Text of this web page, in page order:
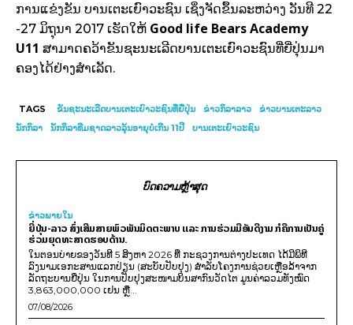
ການແຂ່ງຂັນ ບານເຕະເຍົາວະຊົນ ເຊິ່ງຈັດຂຶ້ນລະຫວ່າງ ວັນທີ 22
-27 ມິຖຸນາ 2017 ເຮັດໃຫ້ Good life Bears Academy
U11 ສາມາດຄວ້າຂັນຊະນະເລີດບານເຕະເຍົາວະຊົນທີ່ຍີ່ປຸ່ນມາ
ຄອງໄດ້ຢ່າງສຳເລັດ.
TAGS ຂັນຊະນະເລີດບານເຕະເຍົາວະຊົນທີ່ຍີ່ປຸ່ນ ຂ່າວກິລາລາວ
ຂ່າວບານເຕະລາວ
ນັກກິລາ
ນັກກິລາທີມຊາດລາວລຸ້ນອາຍຸບໍ່ເກີນ 11ປີ ບານເຕະເຍົາວະຊົນ
ບົດຄວາມຫຼ້າສຸດ
ຂ່າວພາຍ​ໃນ
ຍີ່ປຸ່ນ-ລາວ ສົ່ງເສີມສາຍພົວພັນມິດຕະພາບ ແລະ ການຮ່ວມມືອັນດີງາມ ກໍຄືການເປັນຄູ່
ຮ່ວມຍຸດທະສາດຮອບດ້ານ.
ໃນຕອນບ່າຍຂອງວັນທີ 5 ສິງຫາ 2026 ທີ່ ກະຊວງການຕ່າງປະເທດ ໄດ້ມີພິທີ
ລົງນາມເອກະສານແລກປ່ຽນ (ສະບັບປັບປຸງ) ສໍາລັບໂຄງການຊ່ວຍເຫຼືອລ້າຈາກ
ລັດຖະບານຍີ່ປຸ່ນ ໃນການປັບປຸງສະໜາມບິນສາກົນວັດໄຕ ມູນຄ່າລວມທັງໝົດ
3,863,000,000 ເຢນ ຫຼື...
07/08/2026